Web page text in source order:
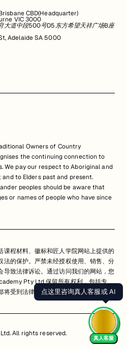
CBD(Headquarter)
VIC 3000
大道中段500号D5东方希望天祥广场B座
Adelaide SA 5000
Owners of Country
the continuing connection to
We pay our respect to Aboriginal and
to Elders past and present.
peoples should be aware that
or names of people who have since
课程材料、徽标和匠人学院网站上提供的
法的保护。严禁未经授权使用、销售、分
导致法律诉讼。通过访问我们的网站，您
Pty Ltd 保留所有权利，包括专
将受到法律追究。查看用户协议
All rights reserved.
点这里咨询真人客服或 AI
真人客服